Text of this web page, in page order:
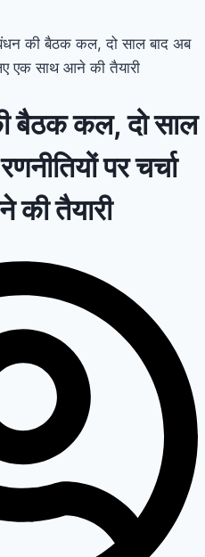
की बैठक कल, दो साल बाद अब
एक साथ आने की तैयारी
बैठक कल, दो साल
पर चर्चा
तैयारी